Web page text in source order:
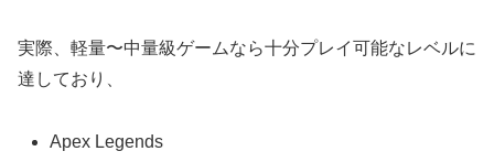
実際、軽量〜中量級ゲームなら十分プレイ可能なレベルに
達しており、
Apex Legends